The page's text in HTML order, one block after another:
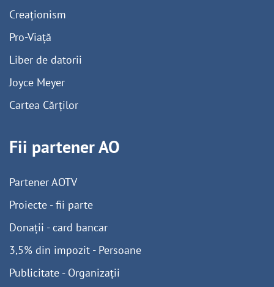
Creaționism
Pro-Viață
Liber de datorii
Joyce Meyer
Cartea Cărților
Fii partener AO
Partener AOTV
Proiecte - fii parte
Donații - card bancar
3,5% din impozit - Persoane
Publicitate - Organizații